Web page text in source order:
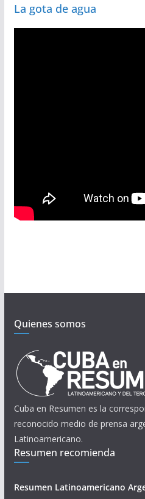
La gota de agua
Quienes somos
Cuba en Resumen es la
reconocido medio de prensa
Latinoamericano.
Resumen recomienda
Resumen Latinoamericano